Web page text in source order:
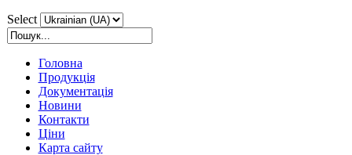
Select
Головна
Продукція
Документація
Новини
Контакти
Ціни
Карта сайту